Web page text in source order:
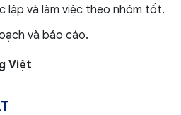
lập và làm việc theo nhóm tốt.
và báo cáo.
Việt